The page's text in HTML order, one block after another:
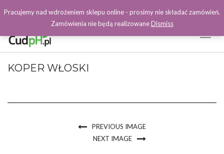
Facebook
KOPER WŁOSKI
PREVIOUS IMAGE
NEXT IMAGE
Pracujemy nad wdrożeniem sklepu online - prosimy nie składać zamówień.
Zamówienia nie będą realizowaneDismiss